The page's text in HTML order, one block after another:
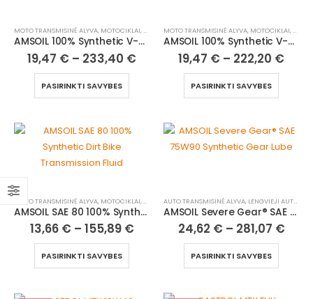
MOTO TRANSMISINĖ ALYVA, MOTOCIKLAI, ATV/UTV
AMSOIL 100% Synthetic V-Twin Primary Fluid
19,47 € – 233,40 €
PASIRINKTI SAVYBES
MOTO TRANSMISINĖ ALYVA, MOTOCIKLAI, ATV/UTV
AMSOIL 100% Synthetic V-Twin Transmission Fluid
19,47 € – 222,20 €
PASIRINKTI SAVYBES
MOTO TRANSMISINĖ ALYVA, MOTOCIKLAI, ATV/UTV
AMSOIL SAE 80 100% Synthetic Dirt Bike Transmission Fluid
13,66 € – 155,89 €
PASIRINKTI SAVYBES
AUTO TRANSMISINĖ ALYVA, LENGVIEJI AUTOMOBILIAI
AMSOIL Severe Gear® SAE 75W90 Synthetic Gear Lube
24,62 € – 281,07 €
PASIRINKTI SAVYBES